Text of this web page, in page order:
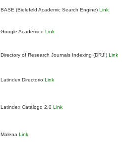
BASE (Bielefeld Academic Search Engine) Link
Google AcadémicoLink
Directory of Research Journals Indexing (DRJI)Link
Latindex DirectorioLink
Latindex Catálogo 2.0Link
MalenaLink